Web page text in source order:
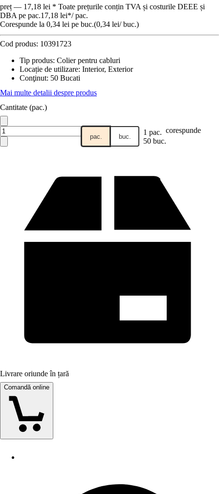
preț — 17,18 lei * Toate prețurile conțin TVA și costurile DEEE și
DBA pe pac.17,18 lei*/ pac.
Corespunde la 0,34 lei pe buc.(0,34 lei/ buc.)
Cod produs: 10391723
Tip produs: Colier pentru cabluri
Locație de utilizare: Interior, Exterior
Conţinut: 50 Bucati
Mai multe detalii despre produs
Cantitate (pac.)
pac. buc. 1 pac. corespunde
50 buc.
Livrare oriunde în țară
Comandă online